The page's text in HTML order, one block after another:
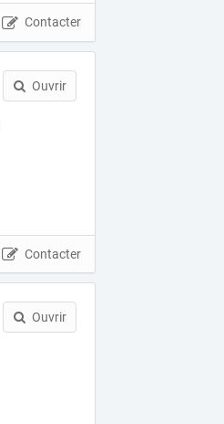
Contacter
Ouvrir
Contacter
Ouvrir